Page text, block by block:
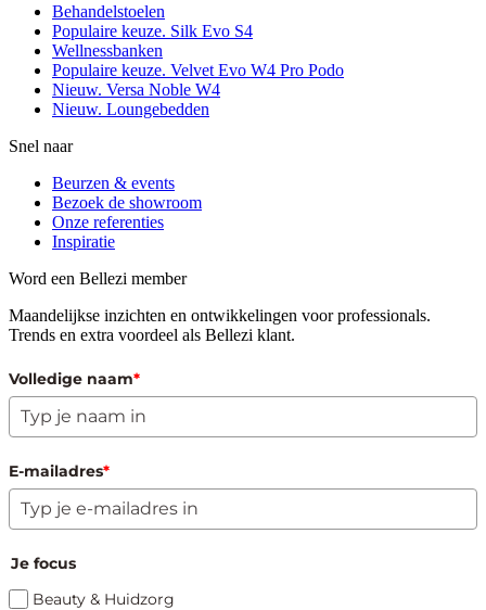
Behandelstoelen
Populaire keuze. Silk Evo S4
Wellnessbanken
Populaire keuze. Velvet Evo W4 Pro Podo
Nieuw. Versa Noble W4
Nieuw. Loungebedden
Snel naar
Beurzen & events
Bezoek de showroom
Onze referenties
Inspiratie
Word een Bellezi member
Maandelijkse inzichten en ontwikkelingen voor professionals.
Trends en extra voordeel als Bellezi klant.
Volledige naam*
E-mailadres*
Je focus
Beauty & Huidzorg